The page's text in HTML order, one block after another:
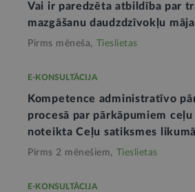
Vai ir paredzēta atbildība par
mazgāšanu daudzdzīvokļu
Pirms mēneša, Tieslietas
E-KONSULTĀCIJA
Kompetence administratīvo
procesā par pārkāpumiem
noteikta Ceļu satiksmes likumā
Pirms 2 mēnešiem, Tieslietas
E-KONSULTĀCIJA